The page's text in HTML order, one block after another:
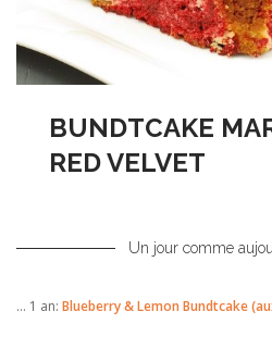
BUNDTCAKE
RED VELVET
Un jour comme
… 1 an: Blueberry & Lemon Bundtcake